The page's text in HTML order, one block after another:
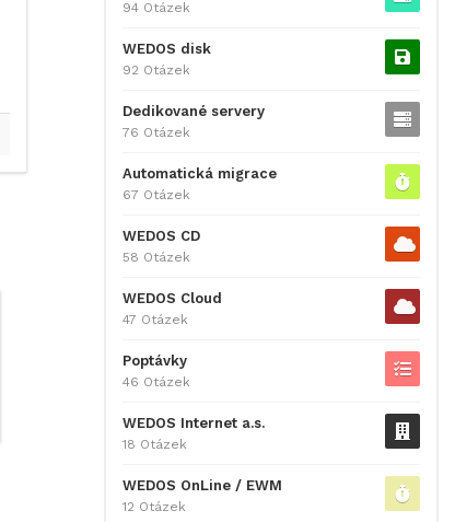
94 Otázek
WEDOS disk
92 Otázek
Dedikované servery
76 Otázek
Automatická migrace
67 Otázek
WEDOS CD
58 Otázek
WEDOS Cloud
47 Otázek
Poptávky
46 Otázek
WEDOS Internet a.s.
18 Otázek
WEDOS OnLine / EWM
12 Otázek